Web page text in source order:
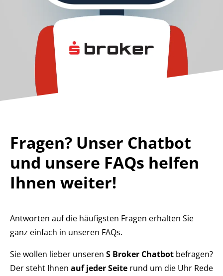
Fragen? Unser Chatbot
und unsere FAQs helfen
Ihnen weiter!
Antworten auf die häufigsten Fragen erhalten Sie
ganz einfach in unseren FAQs.
Sie wollen lieber unseren S Broker Chatbot befragen?
Der steht Ihnen auf jeder Seite rund um die Uhr Rede